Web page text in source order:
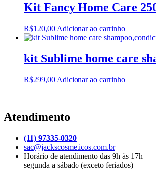
Kit Fancy Home Care
R$120,00 Adicionar ao carrinho
kit Sublime home care
R$299,00 Adicionar ao carrinho
Atendimento
(11) 97335-0320
sac@jackscosmeticos.com.br
Horário de atendimento das 9h às 17h
segunda a sábado (exceto feriados)